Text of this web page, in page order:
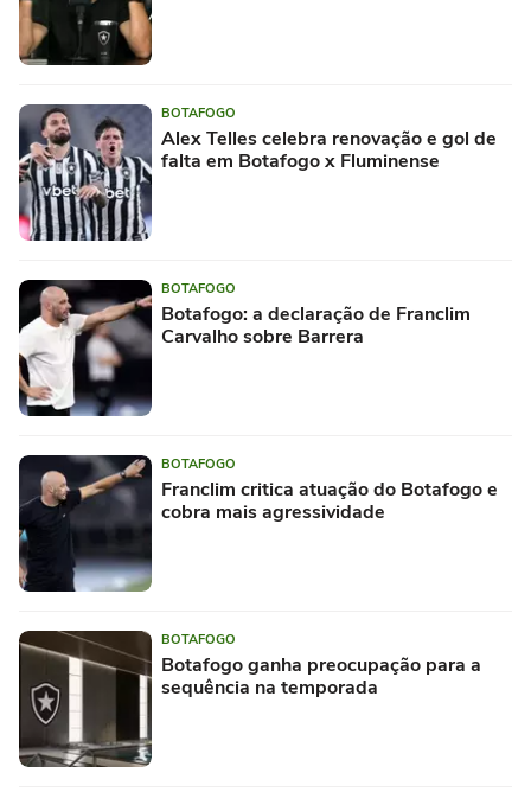
BOTAFOGO
Alex Telles celebra renovação e gol de
falta em Botafogo x Fluminense
BOTAFOGO
Botafogo: a declaração de Franclim
Carvalho sobre Barrera
BOTAFOGO
Franclim critica atuação do Botafogo e
cobra mais agressividade
BOTAFOGO
Botafogo ganha preocupação para a
sequência na temporada